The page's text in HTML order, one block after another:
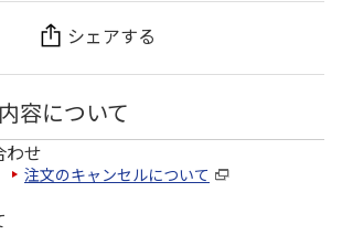
シェアする
容について
わせ
注文のキャンセルについて